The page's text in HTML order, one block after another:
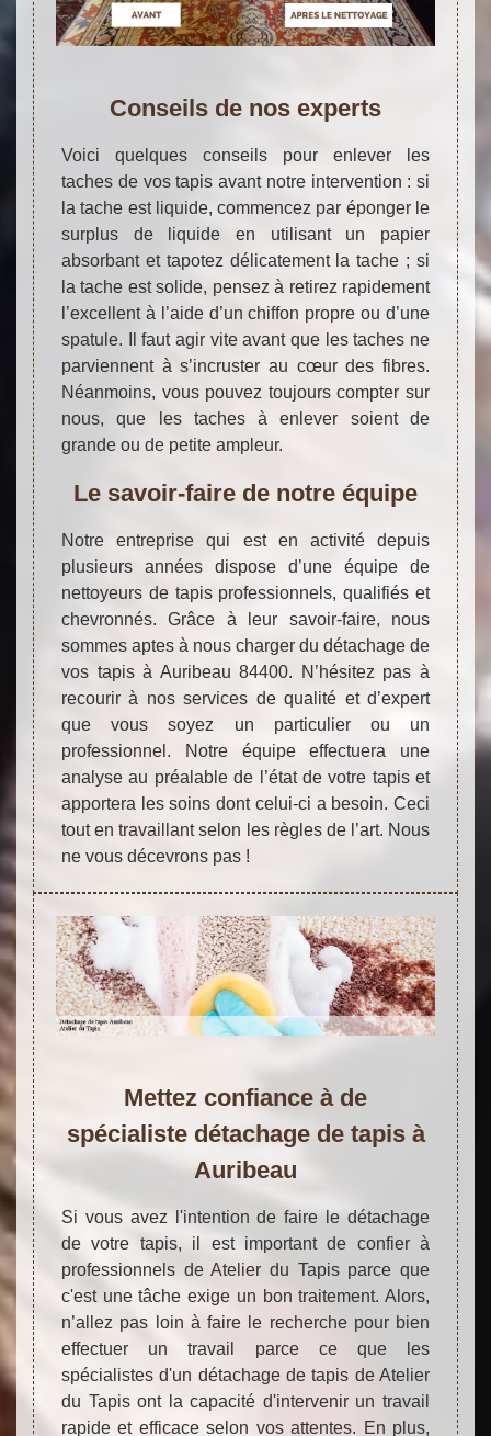
Conseils de nos experts
Voici quelques conseils pour enlever les
taches de vos tapis avant notre intervention : si
la tache est liquide, commencez par éponger le
surplus de liquide en utilisant un papier
absorbant et tapotez délicatement la tache ; si
la tache est solide, pensez à retirez rapidement
l’excellent à l’aide d’un chiffon propre ou d’une
spatule. Il faut agir vite avant que les taches ne
parviennent à s’incruster au cœur des fibres.
Néanmoins, vous pouvez toujours compter sur
nous, que les taches à enlever soient de
grande ou de petite ampleur.
Le savoir-faire de notre équipe
Notre entreprise qui est en activité depuis
plusieurs années dispose d’une équipe de
nettoyeurs de tapis professionnels, qualifiés et
chevronnés. Grâce à leur savoir-faire, nous
sommes aptes à nous charger du détachage de
vos tapis à Auribeau 84400. N’hésitez pas à
recourir à nos services de qualité et d’expert
que vous soyez un particulier ou un
professionnel. Notre équipe effectuera une
analyse au préalable de l’état de votre tapis et
apportera les soins dont celui-ci a besoin. Ceci
tout en travaillant selon les règles de l’art. Nous
ne vous décevrons pas !
Mettez confiance à de
spécialiste détachage de tapis à
Auribeau
Si vous avez l'intention de faire le détachage
de votre tapis, il est important de confier à
professionnels de Atelier du Tapis parce que
c'est une tâche exige un bon traitement. Alors,
n’allez pas loin à faire le recherche pour bien
effectuer un travail parce ce que les
spécialistes d'un détachage de tapis de Atelier
du Tapis ont la capacité d'intervenir un travail
rapide et efficace selon vos attentes. En plus,